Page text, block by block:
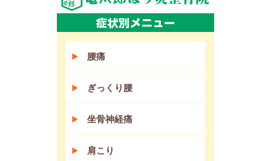
腰痛
ぎっくり腰
坐骨神経痛
肩こり